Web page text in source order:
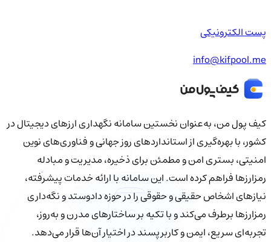
پست الکترونیکی
info@kifpool.me
کیف‌ پول من، به‌عنوان نخستین سامانه نگهداری ارزهای دیجیتال در
کشور، با بهره‌گیری از استانداردهای روز جهانی و فناوری‌های نوین
امنیتی، بستری امن و مطمئن برای ذخیره، مدیریت و مبادله
رمزارزها فراهم کرده است. این سامانه با ارائه خدمات پیشرفته،
نیازهای اشخاص حقیقی و حقوقی را در حوزه دادوستد و نگه‌داری
رمزارزها برطرف می‌کند و با تکیه بر ساختارهای مدرن و به‌روز،
تجربه‌ای سریع، ایمن و کاربرپسند در اختیار آن‌ها قرار می‌دهد.